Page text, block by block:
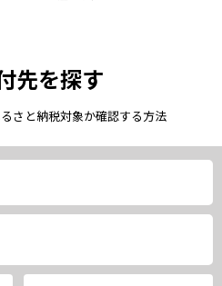
先を探す
さと納税対象か確認する方法